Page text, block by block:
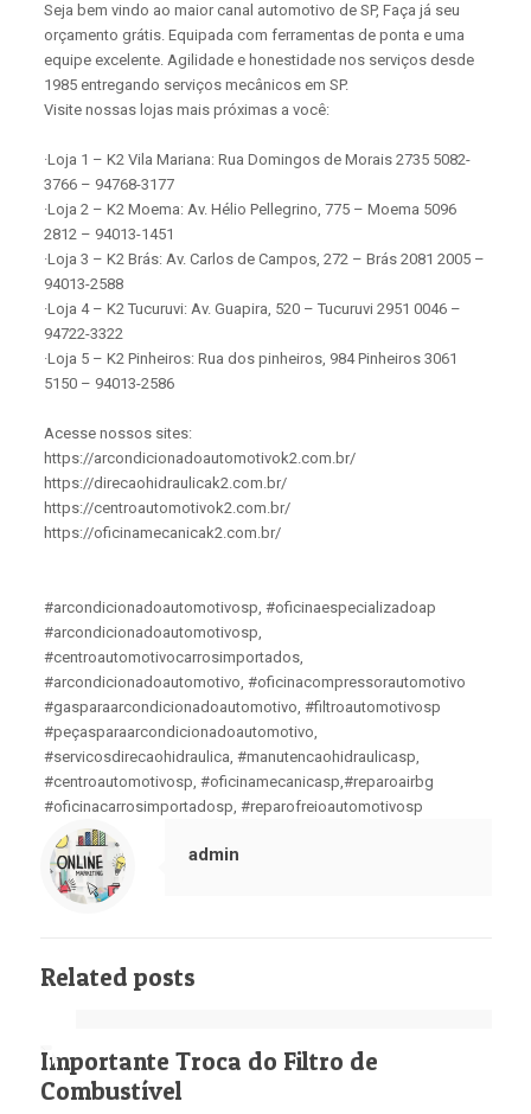
Seja bem vindo ao maior canal automotivo de SP, Faça já seu
orçamento grátis. Equipada com ferramentas de ponta e uma
equipe excelente. Agilidade e honestidade nos serviços desde
1985 entregando serviços mecânicos em SP.
Visite nossas lojas mais próximas a você:
·Loja 1 – K2 Vila Mariana: Rua Domingos de Morais 2735 5082-
3766 – 94768-3177
·Loja 2 – K2 Moema: Av. Hélio Pellegrino, 775 – Moema 5096
2812 – 94013-1451
·Loja 3 – K2 Brás: Av. Carlos de Campos, 272 – Brás 2081 2005 –
94013-2588
·Loja 4 – K2 Tucuruvi: Av. Guapira, 520 – Tucuruvi 2951 0046 –
94722-3322
·Loja 5 – K2 Pinheiros: Rua dos pinheiros, 984 Pinheiros 3061
5150 – 94013-2586
Acesse nossos sites:
https://arcondicionadoautomotivok2.com.br/
https://direcaohidraulicak2.com.br/
https://centroautomotivok2.com.br/
https://oficinamecanicak2.com.br/
#arcondicionadoautomotivosp, #oficinaespecializadoap
#arcondicionadoautomotivosp,
#centroautomotivocarrosimportados,
#arcondicionadoautomotivo, #oficinacompressorautomotivo
#gasparaarcondicionadoautomotivo, #filtroautomotivosp
#peçasparaarcondicionadoautomotivo,
#servicosdirecaohidraulica, #manutencaohidraulicasp,
#centroautomotivosp, #oficinamecanicasp,#reparoairbg
#oficinacarrosimportadosp, #reparofreioautomotivosp
admin
Related posts
Importante Troca do Filtro de
Combustível